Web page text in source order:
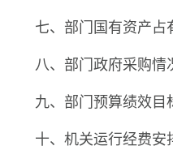
七、部门国有资产
八、部门政府采购情
九、部门预算绩效目
十、机关运行经费安